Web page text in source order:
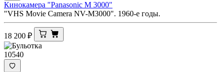
Кинокамера "Panasonic M 3000"
"VHS Movie Camera NV-M3000". 1960-е годы.
18 200 ₽
10540